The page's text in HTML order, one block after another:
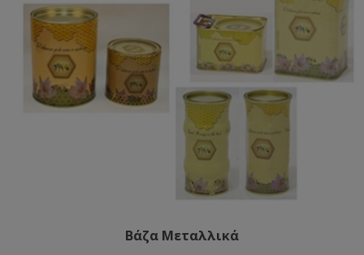
Βάζα Μεταλλικά